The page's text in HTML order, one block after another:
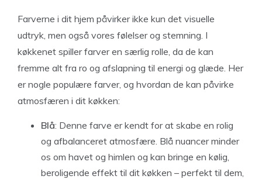
Farverne i dit hjem påvirker ikke kun det visuelle
udtryk, men også vores følelser og stemning. I
køkkenet spiller farver en særlig rolle, da de kan
fremme alt fra ro og afslapning til energi og glæde. Her
er nogle populære farver, og hvordan de kan påvirke
atmosfæren i dit køkken:
Blå: Denne farve er kendt for at skabe en rolig
og afbalanceret atmosfære. Blå nuancer minder
os om havet og himlen og kan bringe en kølig,
beroligende effekt til dit køkken – perfekt til dem,